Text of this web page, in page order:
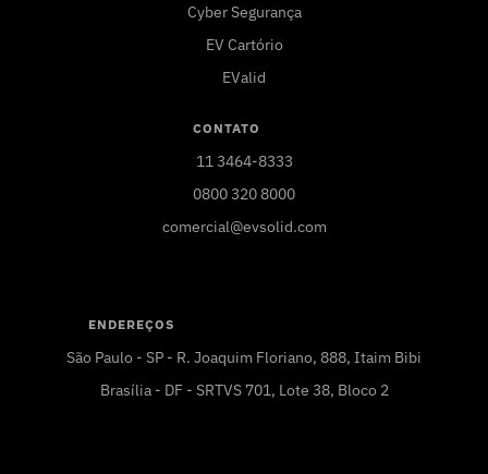
Cyber Segurança
EV Cartório
EValid
CONTATO
11 3464-8333
0800 320 8000
comercial@evsolid.com
ENDEREÇOS
São Paulo - SP - R. Joaquim Floriano, 888, Itaim Bibi
Brasília - DF - SRTVS 701, Lote 38, Bloco 2